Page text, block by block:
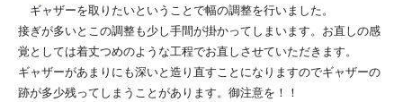
ギャザーを取りたいということで幅の調整を行いました。
接ぎが多いとこの調整も少し手間が掛かってしまいます。お直しの感
覚としては着丈つめのような工程でお直しさせていただきます。
ギャザーがあまりにも深いと造り直すことになりますのでギャザーの
跡が多少残ってしまうことがあります。御注意を！！